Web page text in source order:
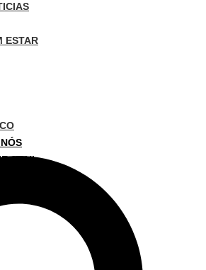
ESTAR
AQUI